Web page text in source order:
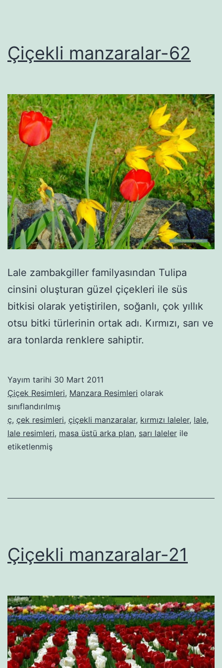
Çiçekli manzaralar-62
Lale zambakgiller familyasından Tulipa
cinsini oluşturan güzel çiçekleri ile süs
bitkisi olarak yetiştirilen, soğanlı, çok yıllık
otsu bitki türlerinin ortak adı. Kırmızı, sarı ve
ara tonlarda renklere sahiptir.
Yayım tarihi 30 Mart 2011
Çiçek Resimleri, Manzara Resimleri olarak
sınıflandırılmış
ç, çek resimleri, çiçekli manzaralar, kırmızı laleler, lale,
lale resimleri, masa üstü arka plan, sarı laleler ile
etiketlenmiş
Çiçekli manzaralar-21